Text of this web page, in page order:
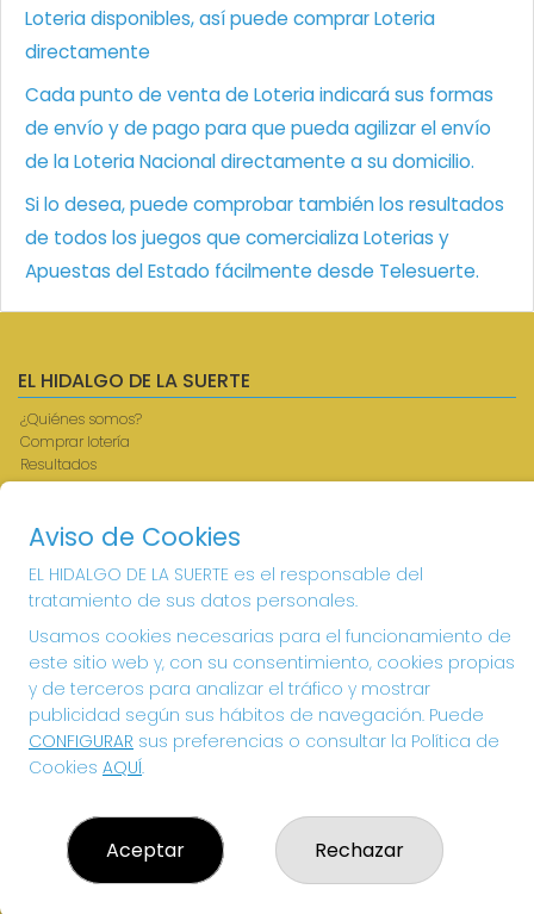
Loteria disponibles, así puede comprar Loteria
directamente
Cada punto de venta de Loteria indicará sus formas
de envío y de pago para que pueda agilizar el envío
de la Loteria Nacional directamente a su domicilio.
Si lo desea, puede comprobar también los resultados
de todos los juegos que comercializa Loterias y
Apuestas del Estado fácilmente desde Telesuerte.
EL HIDALGO DE LA SUERTE
¿Quiénes somos?
Comprar lotería
Resultados
Contacto
Registro
CONTACTO
ADMINISTRACION DE LOTERIAS: 1-VILLANUEVA DE LOS
INFANTES - RECEPTOR OFICIAL: 26615
926360785
Clica aquí para contactar por WhatsApp
605897938
info@elhidalgodelasuerte.com
PLAZA MAYOR, 4 VILLANUEVA DE LOS INFANTES
(Ciudad Real) España
Aviso de Cookies
EL HIDALGO DE LA SUERTE es el responsable del
tratamiento de sus datos personales.
Usamos cookies necesarias para el funcionamiento de
este sitio web y, con su consentimiento, cookies propias
y de terceros para analizar el tráfico y mostrar
publicidad según sus hábitos de navegación. Puede
CONFIGURAR sus preferencias o consultar la Política de
Cookies AQUÍ.
Aceptar Rechazar